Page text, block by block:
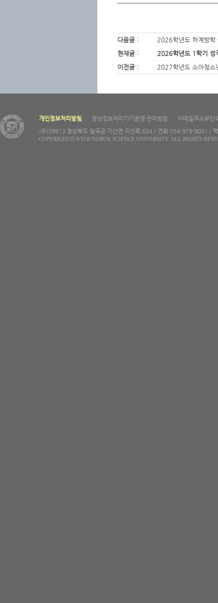
다음글 :
2026학년도 하계방학
현재글 :
2026학년도 1학기 성
이전글 :
2027학년도 소아청소
개인정보처리방침 영상정보처리기기운영·관리방침
이메일주소무단
(우)39913 경상북도 칠곡군 기산면 지산로 634 / 전화 054-979-9001 /
COPYRIGHTⓒ KYOUNGBUK SCIENCE UNIVERSITY. ALL RIGHTS